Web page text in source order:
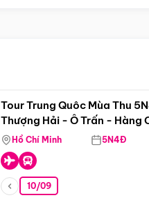
Tour Trung Quôc Mùa Thu
Thượng Hải - Ô Trấn - Hàng
(Tour Không Shopping)
Hồ Chí Minh 5N4Đ
10/09